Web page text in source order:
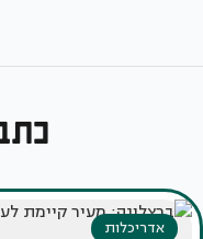
אדריכלות